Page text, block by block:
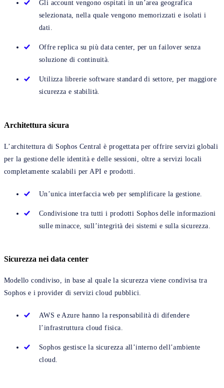
Gli account vengono ospitati in un’area geografica
selezionata, nella quale vengono memorizzati e isolati i
dati.
Offre replica su più data center, per un failover senza
soluzione di continuità.
Utilizza librerie software standard di settore, per maggiore
sicurezza e stabilità.
Architettura sicura
L’architettura di Sophos Central è progettata per offrire servizi globali
per la gestione delle identità e delle sessioni, oltre a servizi locali
completamente scalabili per API e prodotti.
Un’unica interfaccia web per semplificare la gestione.
Condivisione tra tutti i prodotti Sophos delle informazioni
sulle minacce, sull’integrità dei sistemi e sulla sicurezza.
Sicurezza nei data center
Modello condiviso, in base al quale la sicurezza viene condivisa tra
Sophos e i provider di servizi cloud pubblici.
AWS e Azure hanno la responsabilità di difendere
l’infrastruttura cloud fisica.
Sophos gestisce la sicurezza all’interno dell’ambiente
cloud.